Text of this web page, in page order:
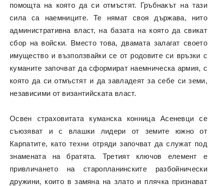
помощта на която да си отмъстят. Гръбнакът на тази
сила са наемниците. Те нямат своя държава, нито
административна власт, на базата на която да свикат
сбор на войски. Вместо това, двамата залагат своето
имущество и възползвайки се от родовите си връзки с
куманите започват да сформират наемническа армия, с
която да си отмъстят и да завладеят за себе си земи,
независими от византийската власт.
Освен страховитата куманска конница Асеневци се
съюзяват и с влашки лидери от земите южно от
Карпатите, като техни отряди започват да служат под
знамената на братята. Третият ключов елемент е
привличането на старопланинските разбойнически
дружини, които в замяна на злато и плячка признават